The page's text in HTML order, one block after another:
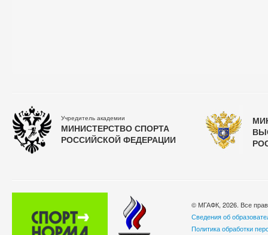
Учредитель академии
МИНИСТЕРСТВО СПОРТА
РОССИЙСКОЙ ФЕДЕРАЦИИ
© МГАФК, 2026. Все
Сведения об
Политика обработки